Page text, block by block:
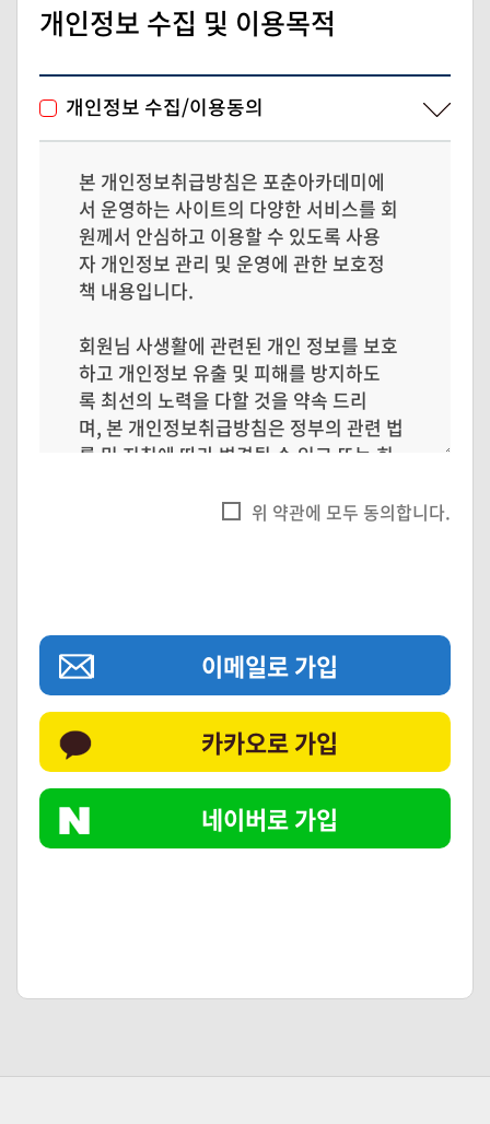
개인정보 수집 및 이용목적
개인정보 수집/이용동의
위 약관에 모두 동의합니다.
이메일로 가입
카카오로 가입
네이버로 가입